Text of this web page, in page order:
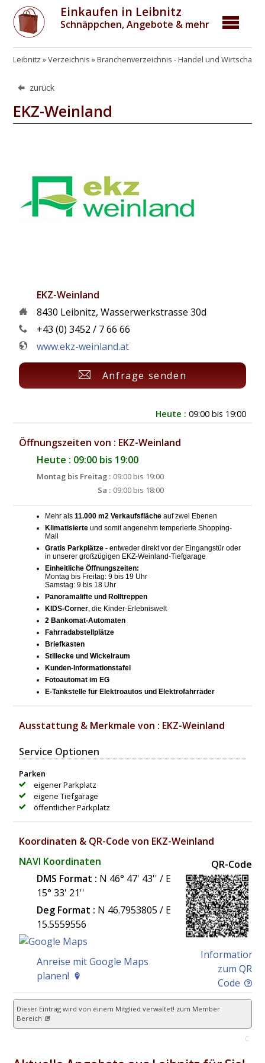
Einkaufen in Leibnitz
Schnäppchen, Angebote & mehr
Leibnitz Verzeichnis Branchenverzeichnis - Handel und Wirtschaft
zurück
EKZ-Weinland
EKZ-Weinland
8430 Leibnitz,Wasserwerkstrasse 30d
+43 (0) 3452 / 7 66 66
www.ekz-weinland.at
Anfrage senden
Heute : 09:00 bis 19:00
Öffnungszeiten von : EKZ-Weinland
Heute : 09:00 bis 19:00
Montag bis Freitag : 09:00 bis 19:00
Sa : 09:00 bis 18:00
Mehr als 11.000 m2 Verkaufsfläche auf zwei Ebenen
Klimatisierte und somit angenehm temperierte Shopping-
Mall
Gratis Parkplätze - entweder direkt vor der Eingangstür oder
in unserer großzügigen EKZ-Weinland-Tiefgarage
Einheitliche Öffnungszeiten:
Montag bis Freitag: 9 bis 19 Uhr
Samstag: 9 bis 18 Uhr
Panoramalifte und Rolltreppen
KIDS-Corner, die Kinder-Erlebniswelt
2 Bankomat-Automaten
Fahrradabstellplätze
Briefkasten
Stillecke und Wickelraum
Kunden-Informationstafel
Fotoautomat im EG
E-Tankstelle für Elektroautos und Elektrofahrräder
Ausstattung & Merkmale von : EKZ-Weinland
Service Optionen
Parken
eigener Parkplatz
eigene Tiefgarage
öffentlicher Parkplatz
Koordinaten & QR-Code von EKZ-Weinland
NAVI Koordinaten
DMS Format : N 46° 47' 43'' / E
15° 33' 21''
Deg Format : N 46.7953805 / E
15.5559556
Anreise mit Google Maps
planen!
QR-Code
Information
zum QR
Code
Dieser Eintrag wird von einem Mitglied verwaltet! zum Member
Bereich
C